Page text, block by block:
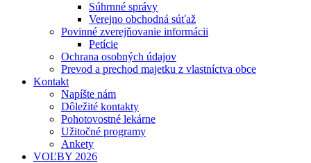
Súhrnné správy
Verejno obchodná súťaž
Povinné zverejňovanie informácii
Petície
Ochrana osobných údajov
Prevod a prechod majetku z vlastníctva obce
Kontakt
Napíšte nám
Dôležité kontakty
Pohotovostné lekárne
Užitočné programy
Ankety
VOĽBY 2026